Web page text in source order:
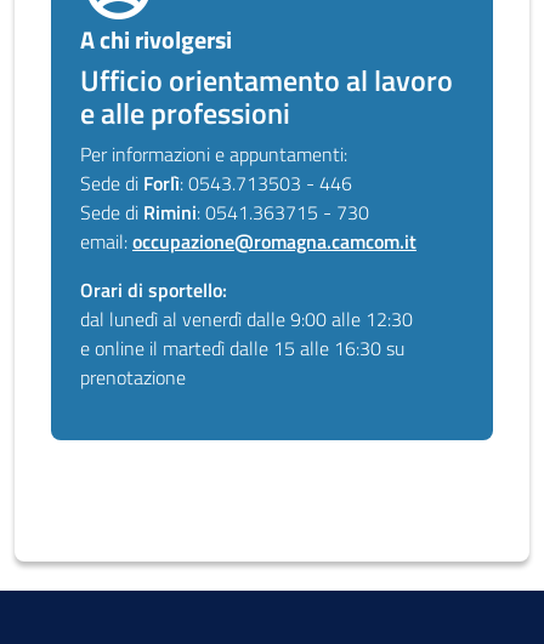
A chi rivolgersi
Ufficio orientamento al lavoro
e alle professioni
Per informazioni e appuntamenti:
Sede di Forlì: 0543.713503 - 446
Sede di Rimini: 0541.363715 - 730
email:occupazione@romagna.camcom.it
Orari di sportello:
dal lunedì al venerdì dalle 9:00 alle 12:30
e online il martedì dalle 15 alle 16:30 su
prenotazione